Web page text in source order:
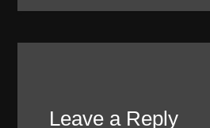
Leave a Reply